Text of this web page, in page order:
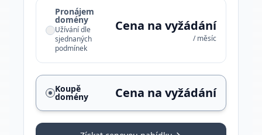
Pronájem
domény
Užívání dle
sjednaných
podmínek
Cena na vyžádání
/ měsíc
Koupě
domény Cena na vyžádání